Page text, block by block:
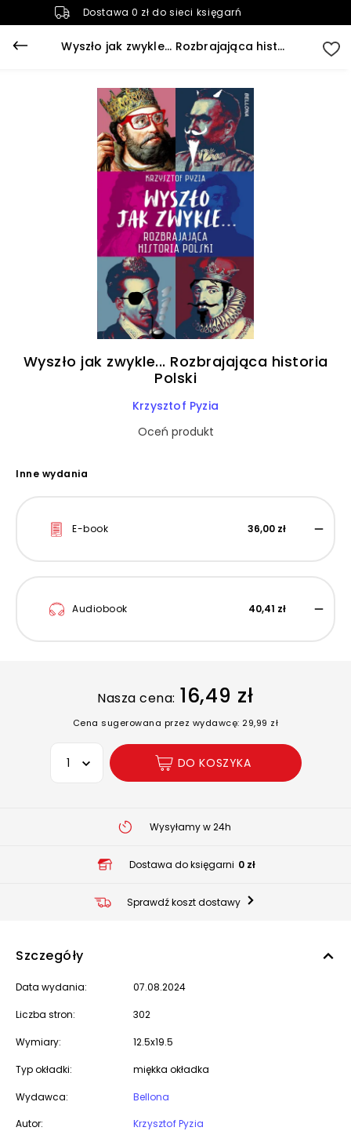
Dostawa 0 zł do sieci księgarń
Wyszło jak zwykle... Rozbrajająca historia Polski
Wyszło jak zwykle... Rozbrajająca historia
Polski
Krzysztof Pyzia
Oceń produkt
Inne wydania
E-book 36,00 zł
Audiobook 40,41 zł
Nasza cena: 16,49 zł
Cena sugerowana przez wydawcę: 29,99 zł
Wybierz opcję
DO KOSZYKA
Wysyłamy w 24h
Dostawa do księgarni 0 zł
Sprawdź koszt dostawy
Szczegóły
Data wydania: 07.08.2024
Liczba stron: 302
Wymiary: 12.5x19.5
Typ okładki: miękka okładka
Wydawca:
Bellona
Autor:
Krzysztof Pyzia